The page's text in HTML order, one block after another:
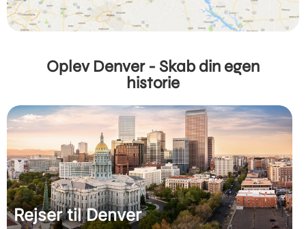
Oplev Denver - Skab din egen
historie
Rejser til Denver